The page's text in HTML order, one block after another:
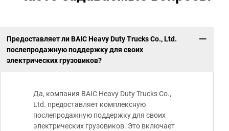
Предоставляет ли BAIC Heavy Duty Trucks Co., Ltd.
послепродажную поддержку для своих
электрических грузовиков?
Да, компания BAIC Heavy Duty Trucks Co.,
Ltd. предоставляет комплексную
послепродажную поддержку для своих
электрических грузовиков. Это включает